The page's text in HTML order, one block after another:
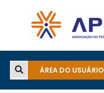
ÁREA DO USUÁRIO